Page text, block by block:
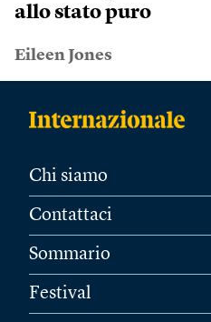
allo stato puro
Eileen Jones
Chi siamo
Contattaci
Sommario
Festival